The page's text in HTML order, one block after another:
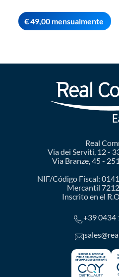
€ 49,00 mensualmente
Real
Via dei Serviti, 12 -
Via Branze, 45 -
NIF/Código Fiscal:
Mercantil
Inscrito en el
+39 0434